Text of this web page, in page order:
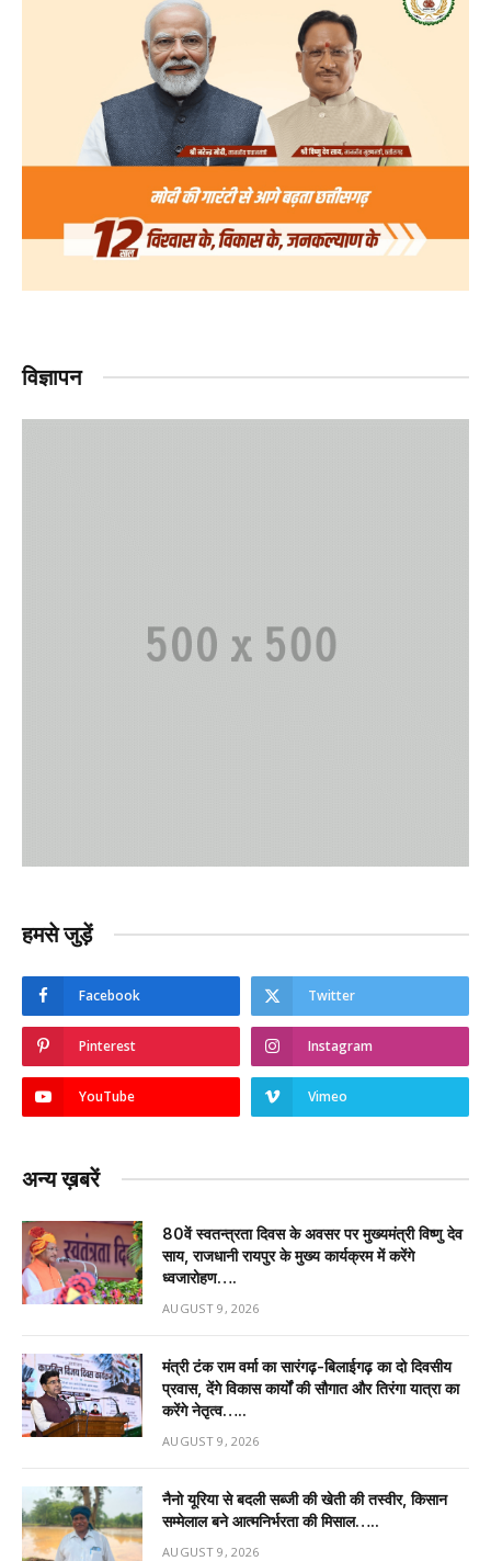
विज्ञापन
हमसे जुड़ें
Facebook Twitter
Pinterest Instagram
YouTube Vimeo
अन्य ख़बरें
80वें स्वतन्त्रता दिवस के अवसर पर मुख्यमंत्री विष्णु देव
साय, राजधानी रायपुर के मुख्य कार्यक्रम में करेंगे
ध्वजारोहण….
AUGUST 9, 2026
मंत्री टंक राम वर्मा का सारंगढ़-बिलाईगढ़ का दो दिवसीय
प्रवास, देंगे विकास कार्यों की सौगात और तिरंगा यात्रा का
करेंगे नेतृत्व…..
AUGUST 9, 2026
नैनो यूरिया से बदली सब्जी की खेती की तस्वीर, किसान
सम्मेलाल बने आत्मनिर्भरता की मिसाल…..
AUGUST 9, 2026